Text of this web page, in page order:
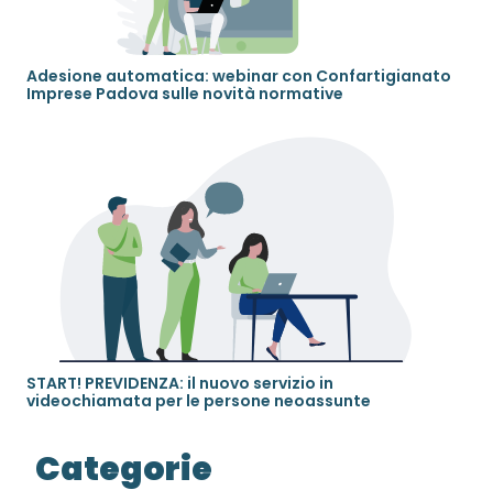
Adesione automatica: webinar con Confartigianato
Imprese Padova sulle novità normative
START! PREVIDENZA: il nuovo servizio in
videochiamata per le persone neoassunte
Categorie